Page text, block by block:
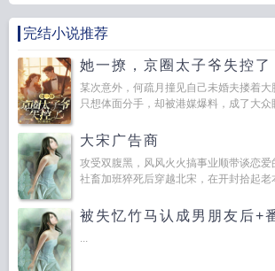
完结小说推荐
她一撩，京圈太子爷失控了
某次意外，何疏月撞见自己未婚夫搂着
只想体面分手，却被港媒爆料，成了大
大宋广告商
攻受双腹黑，风风火火搞事业顺带谈恋
社畜加班猝死后穿越北宋，在开封拾起老
被失忆竹马认成男朋友后+
...